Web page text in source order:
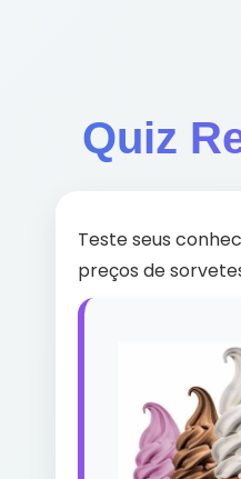
Quiz
Teste seus
preços de